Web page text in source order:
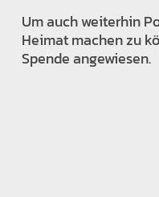
Um auch weiterhin
Heimat machen zu
Spende angewiesen.